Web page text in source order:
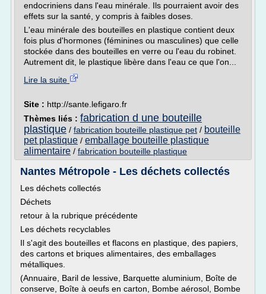
endocriniens dans l'eau minérale. Ils pourraient avoir des
effets sur la santé, y compris à faibles doses.
L'eau minérale des bouteilles en plastique contient deux
fois plus d'hormones (féminines ou masculines) que celle
stockée dans des bouteilles en verre ou l'eau du robinet.
Autrement dit, le plastique libère dans l'eau ce que l'on...
Lire la suite
Site : http://sante.lefigaro.fr
Thèmes liés : fabrication d une bouteille
plastique / fabrication bouteille plastique pet / bouteille
pet plastique / emballage bouteille plastique
alimentaire / fabrication bouteille plastique
Nantes Métropole - Les déchets collectés
Les déchets collectés
Déchets
retour à la rubrique précédente
Les déchets recyclables
Il s'agit des bouteilles et flacons en plastique, des papiers,
des cartons et briques alimentaires, des emballages
métalliques.
(Annuaire, Baril de lessive, Barquette aluminium, Boîte de
conserve, Boîte à oeufs en carton, Bombe aérosol, Bombe